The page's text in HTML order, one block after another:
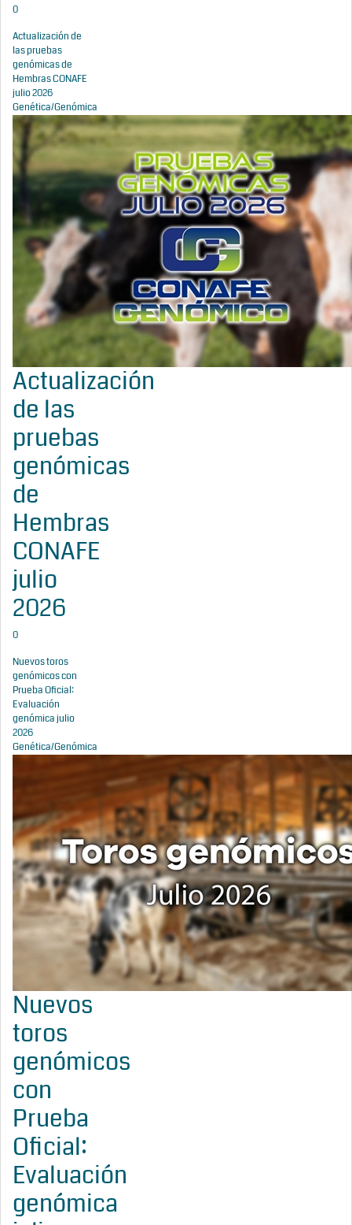
0
Actualización de
las pruebas
genómicas de
Hembras CONAFE
julio 2026
Genética/Genómica
Actualización
de las
pruebas
genómicas
de
Hembras
CONAFE
julio
2026
0
Nuevos toros
genómicos con
Prueba Oficial:
Evaluación
genómica julio
2026
Genética/Genómica
Nuevos
toros
genómicos
con
Prueba
Oficial:
Evaluación
genómica